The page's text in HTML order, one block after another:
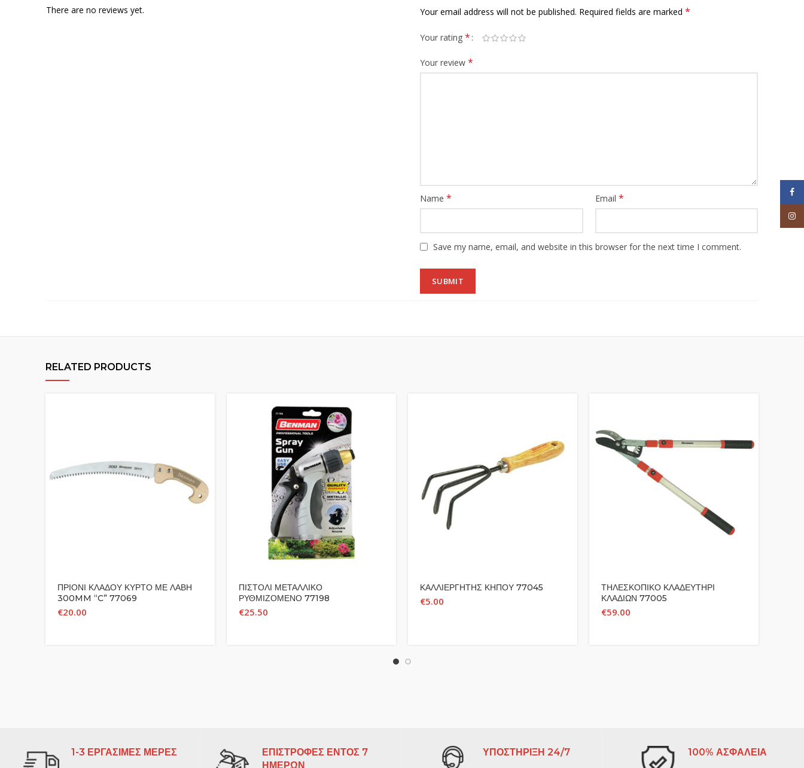
There are no reviews yet. Your email address will not be published. Required fields are marked *
Your rating *
Your review *
Name * Email *
Save my name, email, and website in this browser for the next time I comment.
RELATED PRODUCTS
ΠΡΙΟΝΙ ΚΛΑΔΟΥ ΚΥΡΤΟ ΜΕ ΛΑΒΗ
300MM “C” 77069
€20.00
ΠΙΣΤΟΛΙ ΜΕΤΑΛΛΙΚΟ
ΡΥΘΜΙΖΟΜΕΝΟ 77198
€25.50
ΚΑΛΛΙΕΡΓΗΤΗΣ ΚΗΠΟΥ 77045
€5.00
ΤΗΛΕΣΚΟΠΙΚΟ ΚΛΑΔΕΥΤΗΡΙ
ΚΛΑΔΙΩΝ 77005
€59.00
1-3 ΕΡΓΑΣΙΜΕΣ ΜΕΡΕΣ
ΕΠΙΣΤΡΟΦΕΣ ΕΝΤΟΣ 7
ΗΜΕΡΩΝ
ΥΠΟΣΤΗΡΙΞΗ 24/7 100% ΑΣΦΑΛΕΙΑ